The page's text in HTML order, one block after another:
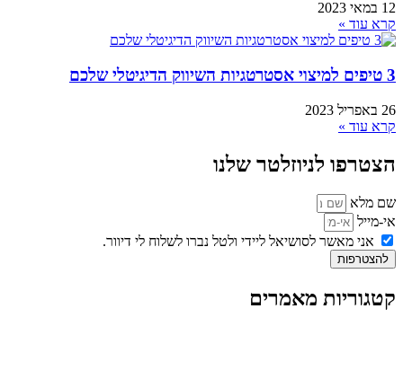
12 במאי 2023
קרא עוד »
3 טיפים למיצוי אסטרטגיות השיווק הדיגיטלי שלכם
26 באפריל 2023
קרא עוד »
הצטרפו לניוזלטר שלנו
שם מלא
אי-מייל
אני מאשר לסושיאל ליידי ולטל נברו לשלוח לי דיוור.
להצטרפות
קטגוריות מאמרים